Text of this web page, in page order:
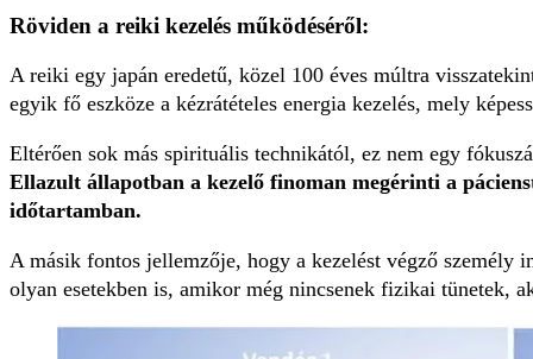
Röviden a reiki kezelés működéséről:
A reiki egy japán eredetű, közel 100 éves múltra
egyik fő eszköze a kézrátételes energia kezelés, mely
Eltérően sok más spirituális technikától, ez nem egy
Ellazult állapotban a kezelő finoman megérinti a
időtartamban.
A másik fontos jellemzője, hogy a kezelést végző személy
olyan esetekben is, amikor még nincsenek fizikai tünetek,